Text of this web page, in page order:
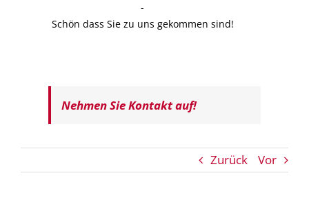
-
Schön dass Sie zu uns gekommen sind!
Nehmen Sie Kontakt auf!
Zurück Vor